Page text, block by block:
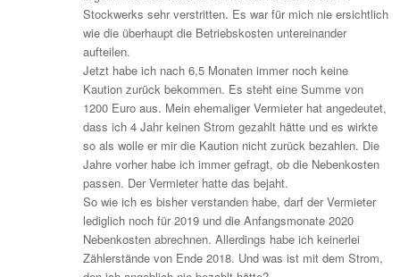
Stockwerks sehr verstritten. Es war für mich nie ersichtlich
wie die überhaupt die Betriebskosten untereinander
aufteilen.
Jetzt habe ich nach 6,5 Monaten immer noch keine
Kaution zurück bekommen. Es steht eine Summe von
1200 Euro aus. Mein ehemaliger Vermieter hat angedeutet,
dass ich 4 Jahr keinen Strom gezahlt hätte und es wirkte
so als wolle er mir die Kaution nicht zurück bezahlen. Die
Jahre vorher habe ich immer gefragt, ob die Nebenkosten
passen. Der Vermieter hatte das bejaht.
So wie ich es bisher verstanden habe, darf der Vermieter
lediglich noch für 2019 und die Anfangsmonate 2020
Nebenkosten abrechnen. Allerdings habe ich keinerlei
Zählerstände von Ende 2018. Und was ist mit dem Strom,